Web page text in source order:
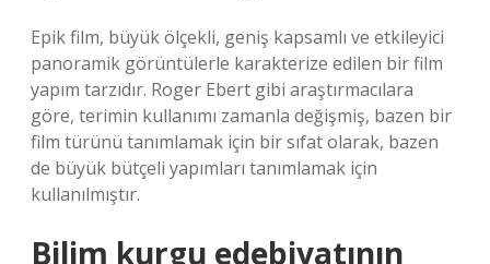
Epik film, büyük ölçekli, geniş kapsamlı ve etkileyici
panoramik görüntülerle karakterize edilen bir film
yapım tarzıdır. Roger Ebert gibi araştırmacılara
göre, terimin kullanımı zamanla değişmiş, bazen bir
film türünü tanımlamak için bir sıfat olarak, bazen
de büyük bütçeli yapımları tanımlamak için
kullanılmıştır.
Bilim kurgu edebiyatının